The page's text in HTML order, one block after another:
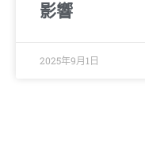
影響
2025年9月1日